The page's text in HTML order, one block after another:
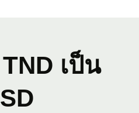
เป็น